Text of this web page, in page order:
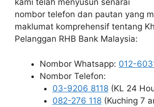
kami telah menyusun senarai
nombor telefon dan pautan yang
maklumat komprehensif tentang
Pelanggan RHB Bank Malaysia:
Nombor Whatsapp: 012-
Nombor Telefon:
03-9206 8118(KL 24
082-276 118(Kuching 7